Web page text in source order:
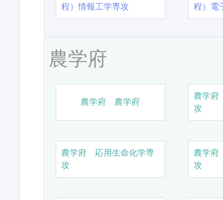
程）情報工学専攻
程）電
農学府
農学府 農学府
農学
攻
農学府 応用生命化学専
攻
農学
攻